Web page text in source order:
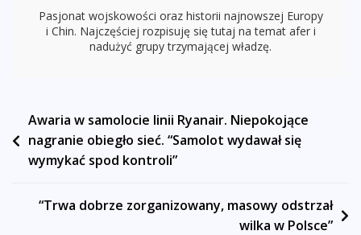
Pasjonat wojskowości oraz historii najnowszej Europy
i Chin. Najczęściej rozpisuję się tutaj na temat afer i
nadużyć grupy trzymającej władzę.
Nawigacja
wpisu
Awaria w samolocie linii Ryanair. Niepokojące
nagranie obiegło sieć. “Samolot wydawał się
wymykać spod kontroli”
“Trwa dobrze zorganizowany, masowy odstrzał
wilka w Polsce”